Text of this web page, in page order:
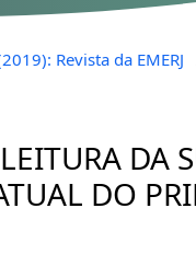
Revista da EMERJ
DA
DO